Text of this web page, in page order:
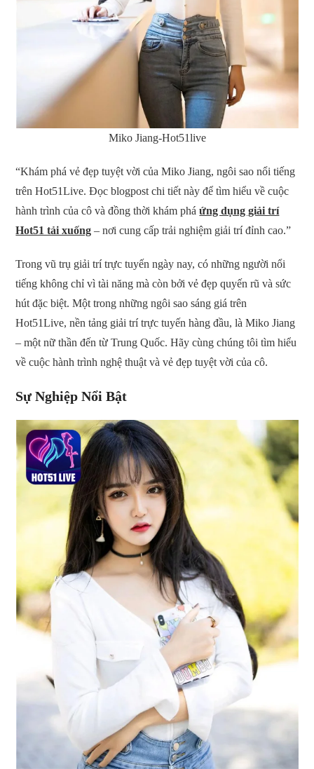
Miko Jiang-Hot51live
“Khám phá vẻ đẹp tuyệt vời của Miko Jiang, ngôi sao nổi tiếng
trên Hot51Live. Đọc blogpost chi tiết này để tìm hiểu về cuộc
hành trình của cô và đồng thời khám pháứng dụng giải trí
Hot51 tải xuống – nơi cung cấp trải nghiệm giải trí đỉnh cao.”
Trong vũ trụ giải trí trực tuyến ngày nay, có những người nổi
tiếng không chỉ vì tài năng mà còn bởi vẻ đẹp quyến rũ và sức
hút đặc biệt. Một trong những ngôi sao sáng giá trên
Hot51Live, nền tảng giải trí trực tuyến hàng đầu, là Miko Jiang
– một nữ thần đến từ Trung Quốc. Hãy cùng chúng tôi tìm hiểu
về cuộc hành trình nghệ thuật và vẻ đẹp tuyệt vời của cô.
Sự Nghiệp Nổi Bật